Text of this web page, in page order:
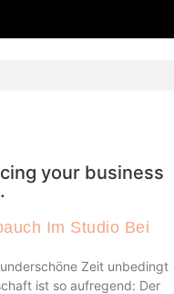
your business
Im Studio Bei
Zeit unbedingt
ist so aufregend: Der